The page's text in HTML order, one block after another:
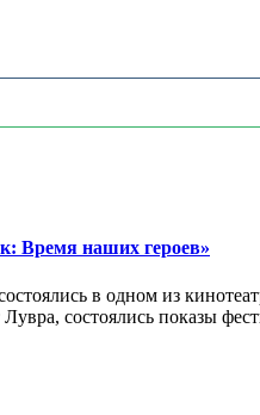
Время наших героев»
в одном из
Лувра, состоялись показы